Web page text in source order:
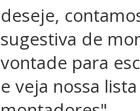
deseje,
sugestiva de
vontade para
e veja nossa